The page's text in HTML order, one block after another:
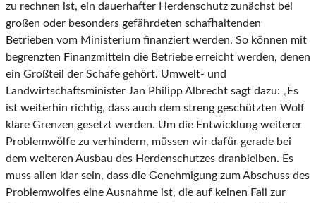
zu rechnen ist, ein dauerhafter Herdenschutz zunächst bei
großen oder besonders gefährdeten schafhaltenden
Betrieben vom Ministerium finanziert werden. So können mit
begrenzten Finanzmitteln die Betriebe erreicht werden, denen
ein Großteil der Schafe gehört. Umwelt- und
Landwirtschaftsminister Jan Philipp Albrecht sagt dazu: „Es
ist weiterhin richtig, dass auch dem streng geschützten Wolf
klare Grenzen gesetzt werden. Um die Entwicklung weiterer
Problemwölfe zu verhindern, müssen wir dafür gerade bei
dem weiteren Ausbau des Herdenschutzes dranbleiben. Es
muss allen klar sein, dass die Genehmigung zum Abschuss des
Problemwolfes eine Ausnahme ist, die auf keinen Fall zur